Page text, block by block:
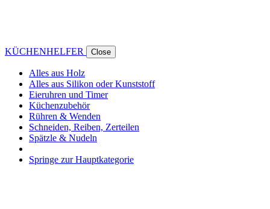
KÜCHENHELFER Close
Alles aus Holz
Alles aus Silikon oder Kunststoff
Eieruhren und Timer
Küchenzubehör
Rühren & Wenden
Schneiden, Reiben, Zerteilen
Spätzle & Nudeln
Springe zur Hauptkategorie